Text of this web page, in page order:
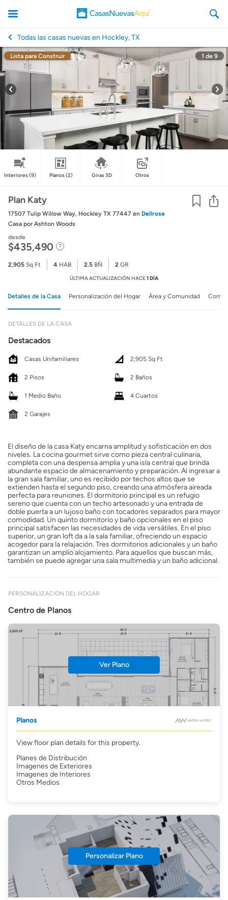
CasasNuevasAqui
Todas las casas nuevas en Hockley, TX
Lista para Construir 1 de 9
Interiores(9) Planos(2) Giras 3D Otros
Plan Katy
17507 Tulip Willow Way, Hockley TX 77447 en Dellrose
Casa por Ashton Woods
desde
$435,490
2,905 Sq Ft 4 HAB 2.5 BÑ 2 GR
ÚLTIMA ACTUALIZACIÓN HACE1 DÍA
Detalles de la Casa Personalización del Hogar Área y Comunidad
DETALLES DE LA CASA
Destacados
Casas Unifamiliares 2,905 Sq Ft
2 Pisos 2 Baños
1 Medio Baño 4 Cuartos
2 Garajes
El diseño de la casa Katy encarna amplitud y sofisticación en dos
niveles. La cocina gourmet sirve como pieza central culinaria,
completa con una despensa amplia y una isla central que brinda
abundante espacio de almacenamiento y preparación. Al ingresar a
la gran sala familiar, uno es recibido por techos altos que se
extienden hasta el segundo piso, creando una atmósfera aireada
perfecta para reuniones. El dormitorio principal es un refugio
sereno que cuenta con un techo artesonado y una entrada de
doble puerta a un lujoso baño con tocadores separados para mayor
comodidad. Un quinto dormitorio y baño opcionales en el piso
principal satisfacen las necesidades de vida versátiles. En el piso
superior, un gran loft da a la sala familiar, ofreciendo un espacio
acogedor para la relajación. Tres dormitorios adicionales y un baño
garantizan un amplio alojamiento. Para aquellos que buscan más,
también se puede agregar una sala multimedia y un baño adicional.
PERSONALIZACIÓN DEL HOGAR
Centro de Planos
Ver Plano
Planos
View floor plan details for this property.
Planes de Distribución
Imagenes de Exteriores
Imagenes de Interiores
Otros Medios
Personalizar Plano